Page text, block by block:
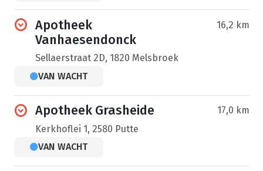
Apotheek
Vanhaesendonck
Sellaerstraat 2D, 1820 Melsbroek
VAN WACHT
16,2 km
Apotheek Grasheide
Kerkhoflei 1, 2580 Putte
VAN WACHT
17,0 km